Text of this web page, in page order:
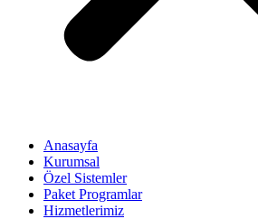
Anasayfa
Kurumsal
Özel Sistemler
Paket Programlar
Hizmetlerimiz